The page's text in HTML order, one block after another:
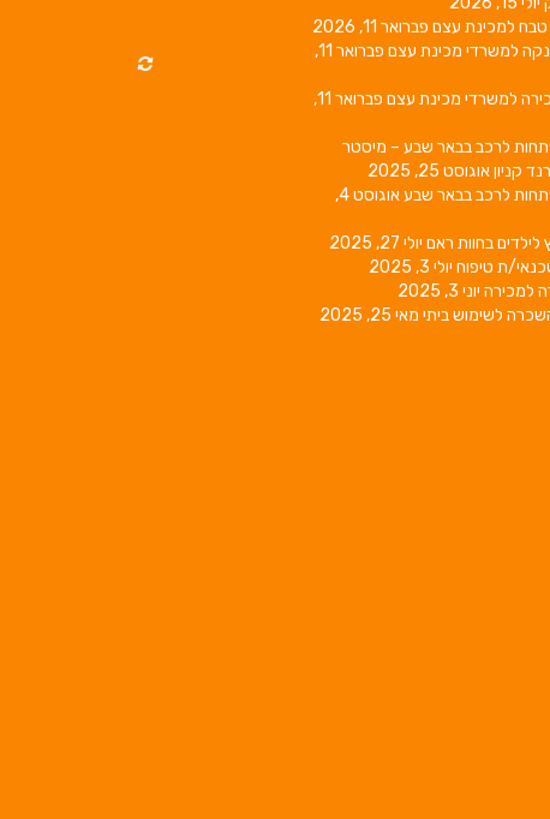
טבח למכינת עצם פברואר 11, 2026
למשרדי מכינת עצם
פברואר 11,
למשרדי מכינת עצם
פברואר 11,
לרכב בבאר שבע – מיסטר
קניוןאוגוסט 25, 2025
לרכב בבאר שבע
אוגוסט 4,
לילדים בחוות ראם יולי 27, 2025
ת טיפוח יולי 3, 2025
למכירה יוני 3, 2025
לשימוש ביתי מאי 25, 2025